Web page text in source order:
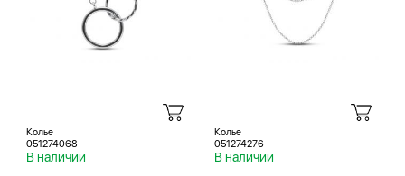
Колье
051274068
В наличии
Колье
051274276
В наличии